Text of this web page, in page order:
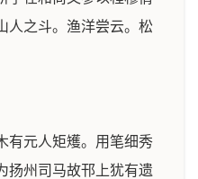
人之斗。渔洋尝云。松
有元人矩矱。用笔细秀
扬州司马故邗上犹有遗